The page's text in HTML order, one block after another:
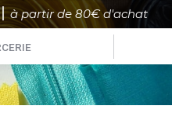
à partir de 80€ d'achat